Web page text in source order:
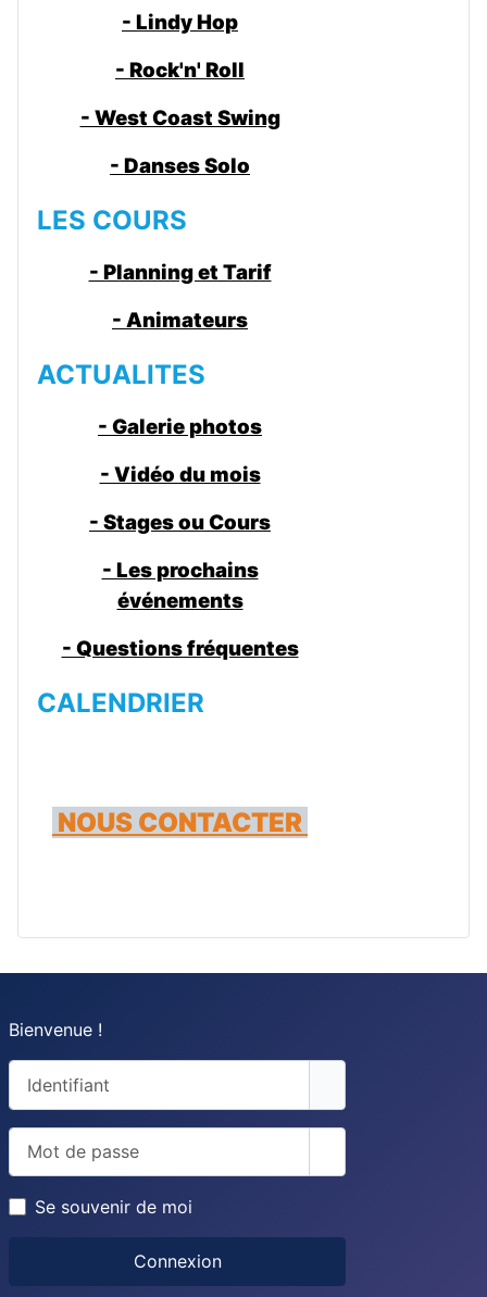
- Lindy Hop
- Rock'n' Roll
- West Coast Swing
- Danses Solo
LES COURS
- Planning et Tarif
- Animateurs
ACTUALITES
- Galerie photos
- Vidéo du mois
- Stages ou Cours
- Les prochains
événements
- Questions fréquentes
CALENDRIER
NOUS CONTACTER
Bienvenue !
Mot de passe
Se souvenir de moi
Connexion